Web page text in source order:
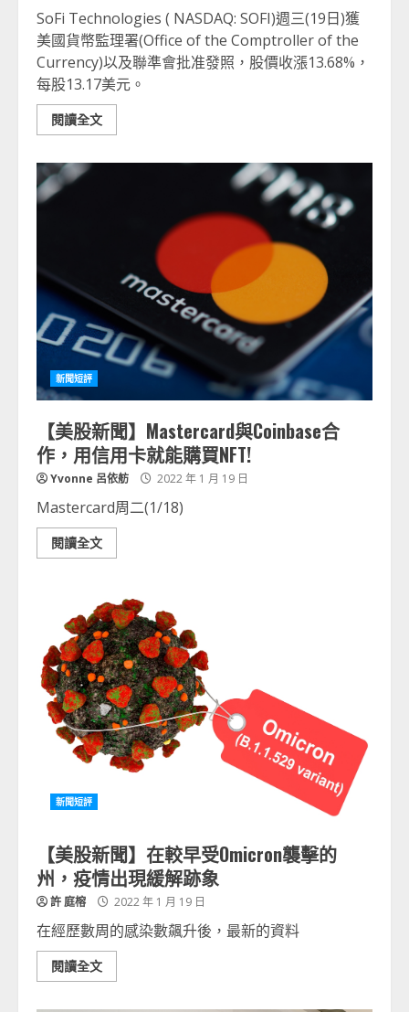
SoFi Technologies ( NASDAQ: SOFI)週三(19日)獲
美國貨幣監理署(Office of the Comptroller of the
Currency)以及聯準會批准發照，股價收漲13.68%，
每股13.17美元。
閱讀全文
新聞短評
【美股新聞】Mastercard與Coinbase合
作，用信用卡就能購買NFT!
Yvonne 呂依舫 2022 年 1 月 19 日
Mastercard周二(1/18)
閱讀全文
新聞短評
【美股新聞】在較早受Omicron襲擊的
州，疫情出現緩解跡象
許 庭榕 2022 年 1 月 19 日
在經歷數周的感染數飆升後，最新的資料
閱讀全文